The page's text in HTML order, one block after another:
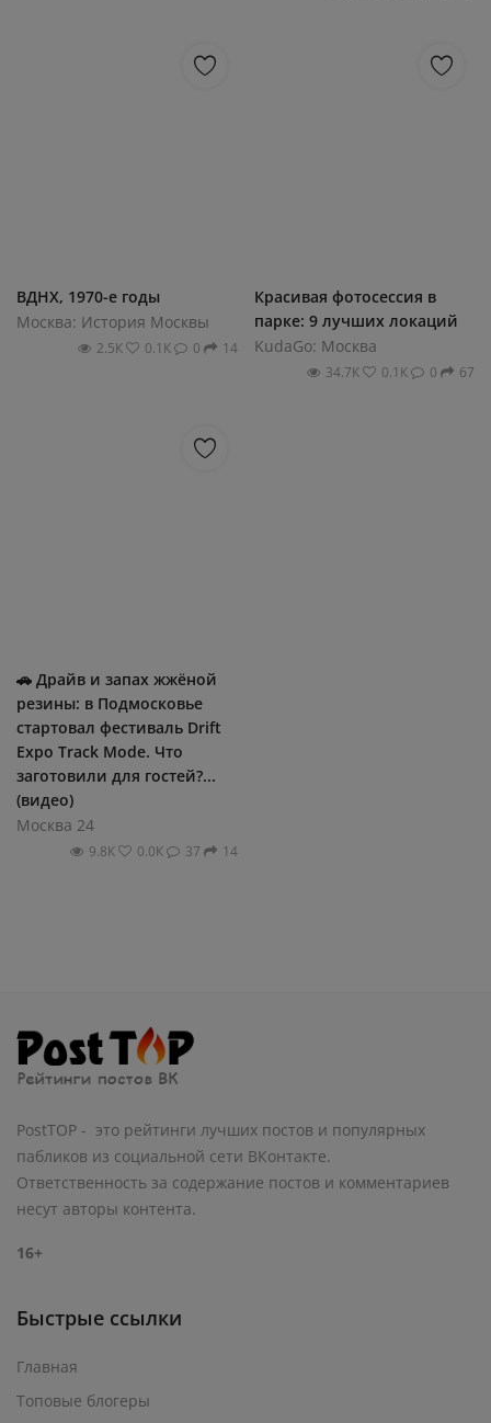
ВДНХ, 1970-е годы
Москва: История Москвы
2.5К 0.1К 0 14
Красивая фотосессия в
парке: 9 лучших локаций
KudaGo: Москва
34.7К 0.1К 0 67
🚗 Драйв и запах жжёной
резины: в Подмосковье
стартовал фестиваль Drift
Expo Track Mode. Что
заготовили для гостей?...
(видео)
Москва 24
9.8К 0.0К 37 14
PostTOP - это рейтинги лучших постов и популярных
пабликов из социальной сети ВКонтакте.
Ответственность за содержание постов и комментариев
несут авторы контента.
16+
Быстрые ссылки
Главная
Топовые блогеры